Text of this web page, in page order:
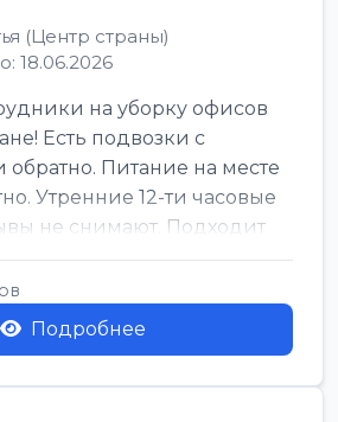
(Центр страны)
18.06.2026
на уборку офисов
Есть подвозки с
обратно. Питание на месте
Утренние 12-ти часовые
не снимают. Подходит
Подробнее